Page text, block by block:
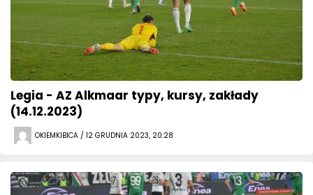
Legia - AZ Alkmaar typy, kursy, zakłady
(14.12.2023)
OKIEMKIBICA / 12 GRUDNIA 2023, 20:28